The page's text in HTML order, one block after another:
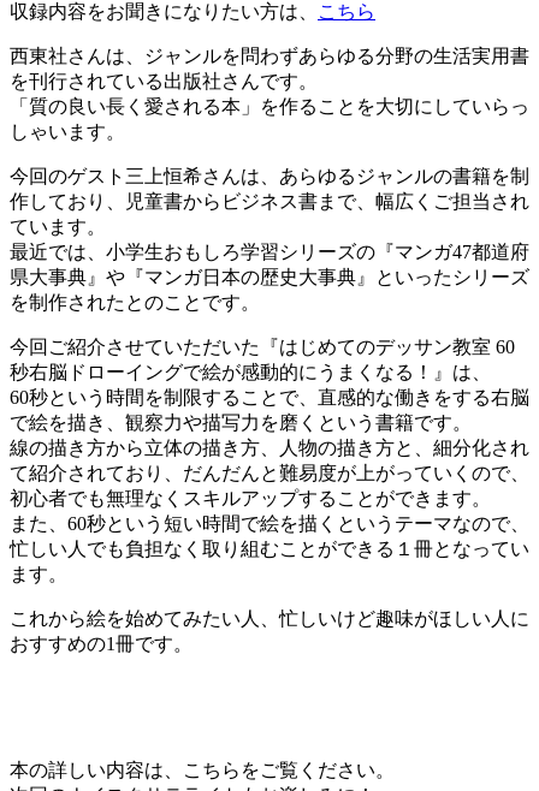
収録内容をお聞きになりたい方は、 こちら
西東社さんは、ジャンルを問わずあらゆる分野の生活実用書
を刊行されている出版社さんです。
「質の良い長く愛される本」を作ることを大切にしていらっ
しゃいます。
今回のゲスト三上恒希さんは、あらゆるジャンルの書籍を制
作しており、児童書からビジネス書まで、幅広くご担当され
ています。
最近では、小学生おもしろ学習シリーズの『マンガ47都道府
県大事典』や『マンガ日本の歴史大事典』といったシリーズ
を制作されたとのことです。
今回ご紹介させていただいた『はじめてのデッサン教室 60
秒右脳ドローイングで絵が感動的にうまくなる！』は、
60秒という時間を制限することで、直感的な働きをする右脳
で絵を描き、観察力や描写力を磨くという書籍です。
線の描き方から立体の描き方、人物の描き方と、細分化され
て紹介されており、だんだんと難易度が上がっていくので、
初心者でも無理なくスキルアップすることができます。
また、60秒という短い時間で絵を描くというテーマなので、
忙しい人でも負担なく取り組むことができる１冊となってい
ます。
これから絵を始めてみたい人、忙しいけど趣味がほしい人に
おすすめの1冊です。
本の詳しい内容は、こちらをご覧ください。